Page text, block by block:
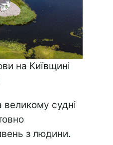
на Київщині
великому судні
з людини.